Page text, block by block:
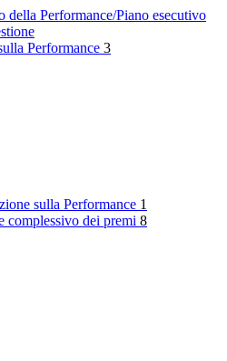
della Performance/Piano esecutivo
Performance 3
sulla Performance 1
complessivo dei premi 8